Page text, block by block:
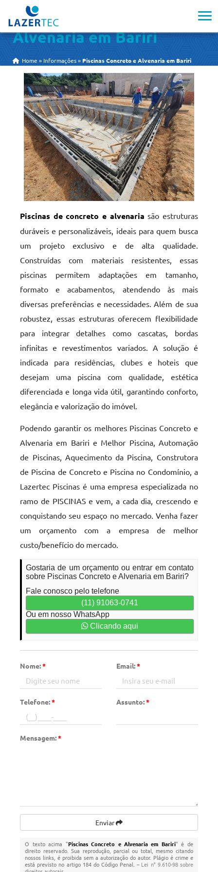
Piscinas Concreto e
Alvenaria em Bariri
Home » Informações » Piscinas Concreto e Alvenaria em Bariri
Piscinas de concreto e alvenaria são estruturas
duráveis e personalizáveis, ideais para quem busca
um projeto exclusivo e de alta qualidade.
Construídas com materiais resistentes, essas
piscinas permitem adaptações em tamanho,
formato e acabamentos, atendendo às mais
diversas preferências e necessidades. Além de sua
robustez, essas estruturas oferecem flexibilidade
para integrar detalhes como cascatas, bordas
infinitas e revestimentos variados. A solução é
indicada para residências, clubes e hoteis que
desejam uma piscina com qualidade, estética
diferenciada e longa vida útil, garantindo conforto,
elegância e valorização do imóvel.
Podendo garantir os melhores Piscinas Concreto e
Alvenaria em Bariri e Melhor Piscina, Automação
de Piscinas, Aquecimento da Piscina, Construtora
de Piscina de Concreto e Piscina no Condomínio, a
Lazertec Piscinas é uma empresa especializada no
ramo de PISCINAS e vem, a cada dia, crescendo e
conquistando seu espaço no mercado. Venha fazer
um orçamento com a empresa de melhor
custo/benefício do mercado.
Gostaria de um orçamento ou entrar em contato
sobre Piscinas Concreto e Alvenaria em Bariri?
Fale conosco pelo telefone
(11) 91063-0741
Ou em nosso WhatsApp
Clicando aqui
Nome:* Email:*
Telefone:* Assunto:*
Mensagem:*
Enviar
O texto acima "Piscinas Concreto e Alvenaria em Bariri" é de
direito reservado. Sua reprodução, parcial ou total, mesmo citando
nossos links, é proibida sem a autorização do autor. Plágio é crime e
está previsto no artigo 184 do Código Penal. – Lei n° 9.610-98 sobre